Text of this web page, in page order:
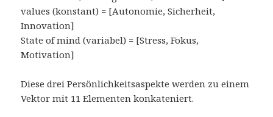
values (konstant) = [Autonomie, Sicherheit,
Innovation]
State of mind (variabel) = [Stress, Fokus,
Motivation]
Diese drei Persönlichkeitsaspekte werden zu einem
Vektor mit 11 Elementen konkateniert.